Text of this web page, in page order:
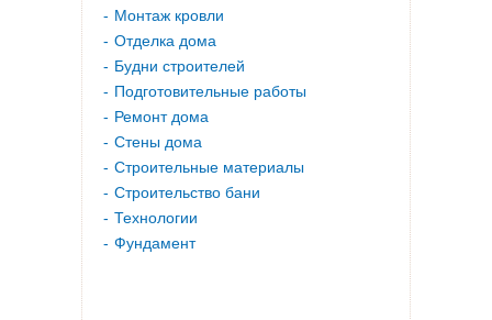
Монтаж кровли
Отделка дома
Будни строителей
Подготовительные работы
Ремонт дома
Стены дома
Строительные материалы
Строительство бани
Технологии
Фундамент